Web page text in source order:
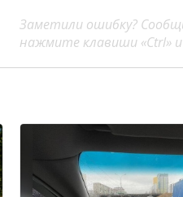
Заметили ошибку?
нажмите клавиши «Ctrl» и